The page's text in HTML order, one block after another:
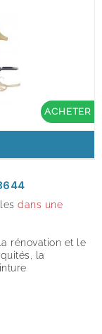
ACHETER
dans une
rénovation et le
la